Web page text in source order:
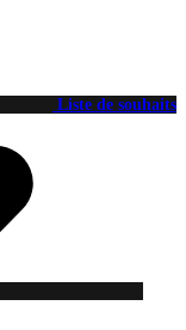
Liste de souhaits